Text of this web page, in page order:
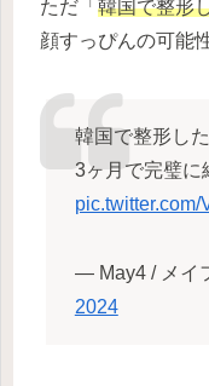
ただ「 韓国で整形
顔すっぴんの可能
韓国で整形し
3ヶ月で完璧に
pic.twitter.com/
— May4 / メイ
2024